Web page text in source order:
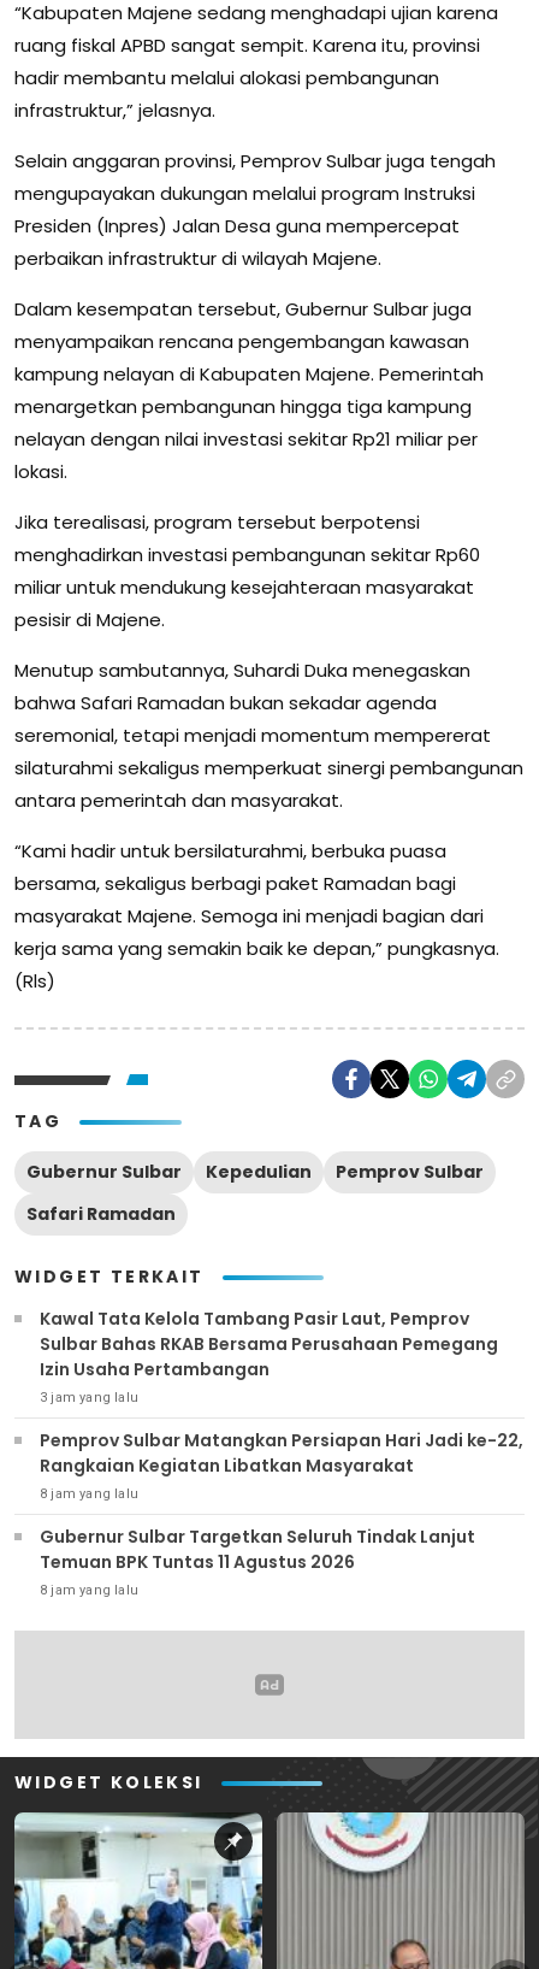
“Kabupaten Majene sedang menghadapi ujian karena
ruang fiskal APBD sangat sempit. Karena itu, provinsi
hadir membantu melalui alokasi pembangunan
infrastruktur,” jelasnya.
Selain anggaran provinsi, Pemprov Sulbar juga tengah
mengupayakan dukungan melalui program Instruksi
Presiden (Inpres) Jalan Desa guna mempercepat
perbaikan infrastruktur di wilayah Majene.
Dalam kesempatan tersebut, Gubernur Sulbar juga
menyampaikan rencana pengembangan kawasan
kampung nelayan di Kabupaten Majene. Pemerintah
menargetkan pembangunan hingga tiga kampung
nelayan dengan nilai investasi sekitar Rp21 miliar per
lokasi.
Jika terealisasi, program tersebut berpotensi
menghadirkan investasi pembangunan sekitar Rp60
miliar untuk mendukung kesejahteraan masyarakat
pesisir di Majene.
Menutup sambutannya, Suhardi Duka menegaskan
bahwa Safari Ramadan bukan sekadar agenda
seremonial, tetapi menjadi momentum mempererat
silaturahmi sekaligus memperkuat sinergi pembangunan
antara pemerintah dan masyarakat.
“Kami hadir untuk bersilaturahmi, berbuka puasa
bersama, sekaligus berbagi paket Ramadan bagi
masyarakat Majene. Semoga ini menjadi bagian dari
kerja sama yang semakin baik ke depan,” pungkasnya.
(Rls)
TAG
Gubernur Sulbar Kepedulian
Pemprov Sulbar
Safari Ramadan
WIDGET TERKAIT
Kawal Tata Kelola Tambang Pasir Laut, Pemprov
Sulbar Bahas RKAB Bersama Perusahaan Pemegang
Izin Usaha Pertambangan
3 jam yang lalu
Pemprov Sulbar Matangkan Persiapan Hari Jadi ke-22,
Rangkaian Kegiatan Libatkan Masyarakat
8 jam yang lalu
Gubernur Sulbar Targetkan Seluruh Tindak Lanjut
Temuan BPK Tuntas 11 Agustus 2026
8 jam yang lalu
WIDGET KOLEKSI